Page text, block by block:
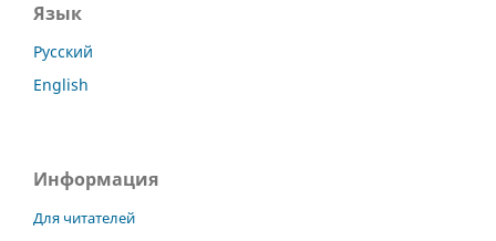
Язык
Русский
English
Информация
Для читателей